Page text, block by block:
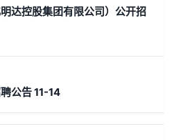
达控股集团有限公司）公开招
公告 11-14